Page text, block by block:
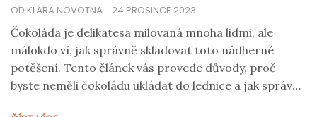
pro optimální chuť
OD KLÁRA NOVOTNÁ 24 PROSINCE 2023
Čokoláda je delikatesa milovaná mnoha lidmi, ale
málokdo ví, jak správně skladovat toto nádherné
potěšení. Tento článek vás provede důvody, proč
byste neměli čokoládu ukládat do lednice a jak správně